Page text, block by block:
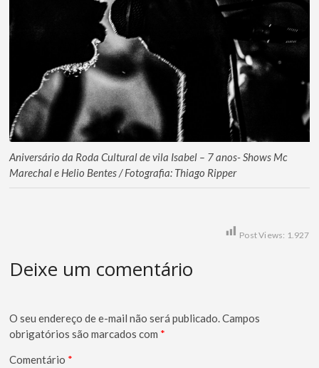
Aniversário da Roda Cultural de vila Isabel – 7 anos- Shows Mc
Marechal e Helio Bentes / Fotografia: Thiago Ripper
Post Views: 1.927
Deixe um comentário
O seu endereço de e-mail não será publicado.Campos
obrigatórios são marcados com *
Comentário *